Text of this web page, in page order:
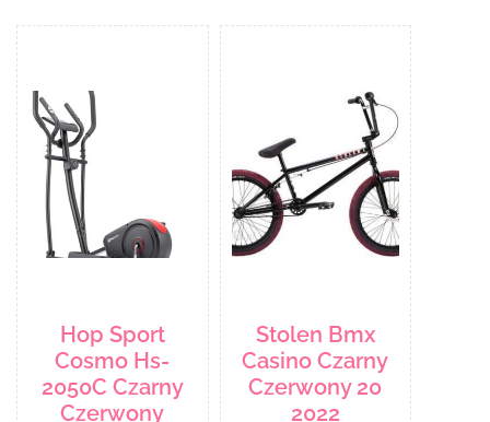
Hop Sport
Cosmo Hs-
2050C Czarny
Czerwony
Stolen Bmx
Casino Czarny
Czerwony 20
2022